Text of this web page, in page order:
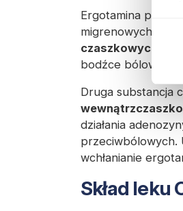
Ergotamina
migrenowych
czaszkowych
, a
bodźce bólowe.
Druga substancja
działania
przeciwbólowych.
wchłanianie
Skład